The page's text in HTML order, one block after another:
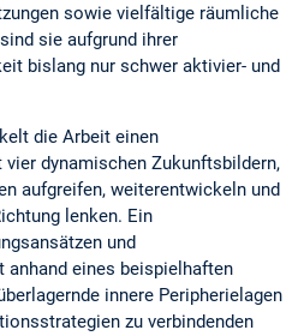
sowie vielfältige räumliche
sie aufgrund ihrer
bislang nur schwer aktivier- und
die Arbeit einen
dynamischen Zukunftsbildern,
aufgreifen, weiterentwickeln und
lenken. Ein
und
eines beispielhaften
innere Peripherielagen
zu verbindenden